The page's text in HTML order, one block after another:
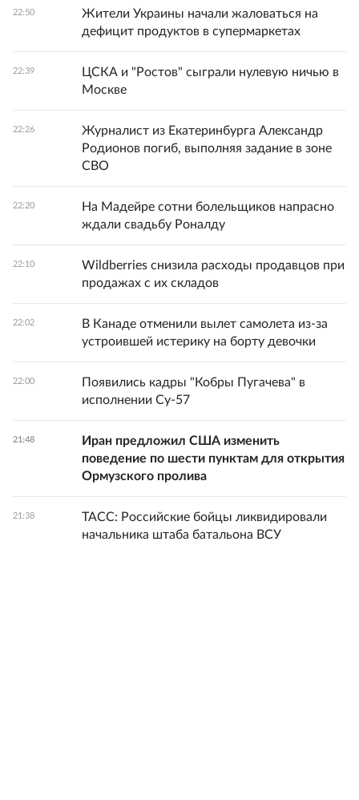
22:50
Жители Украины начали жаловаться на
дефицит продуктов в супермаркетах
22:39
ЦСКА и "Ростов" сыграли нулевую ничью в
Москве
22:26
Журналист из Екатеринбурга Александр
Родионов погиб, выполняя задание в зоне
СВО
22:20
На Мадейре сотни болельщиков напрасно
ждали свадьбу Роналду
22:10
Wildberries снизила расходы продавцов при
продажах с их складов
22:02
В Канаде отменили вылет самолета из-за
устроившей истерику на борту девочки
22:00
Появились кадры "Кобры Пугачева" в
исполнении Су-57
21:48
Иран предложил США изменить
поведение по шести пунктам для открытия
Ормузского пролива
21:38
ТАСС: Российские бойцы ликвидировали
начальника штаба батальона ВСУ